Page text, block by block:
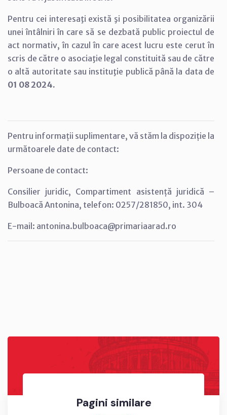
Pagini similare
Pentru cei interesaţi există şi posibilitatea organizării
unei întâlniri în care să se dezbată public proiectul de
act normativ, în cazul în care acest lucru este cerut în
scris de către o asociaţie legal constituită sau de către
o altă autoritate sau instituţie publică până la data de
01 08 2024.
Pentru informații suplimentare, vă stăm la dispoziție la
următoarele date de contact:
Persoane de contact:
Consilier juridic, Compartiment asistență juridică –
Bulboacă Antonina, telefon: 0257/281850, int. 304
E-mail: antonina.bulboaca@primariaarad.ro